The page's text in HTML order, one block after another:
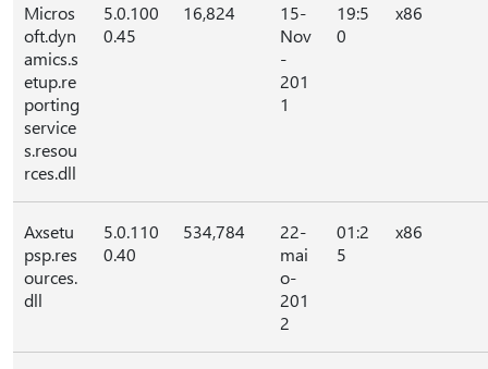
Micros
oft.dyn
amics.s
etup.re
porting
service
s.resou
rces.dll
5.0.100
0.45
16,824
15-
Nov
-
201
1
19:5
0
x86
Axsetu
psp.res
ources.
dll
5.0.110
0.40
534,784
22-
mai
o-
201
2
01:2
5
x86